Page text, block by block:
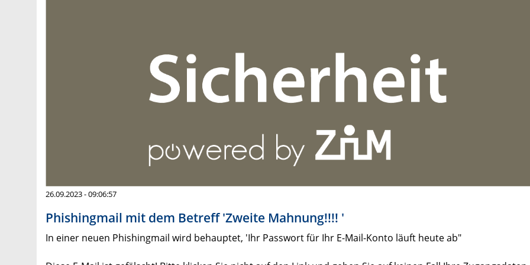
26.09.2023 - 09:06:57
Phishingmail mit dem Betreff 'Zweite Mahnung!!!! '
In einer neuen Phishingmail wird behauptet, 'Ihr Passwort für Ihr E-Mail-Konto läuft heute ab"